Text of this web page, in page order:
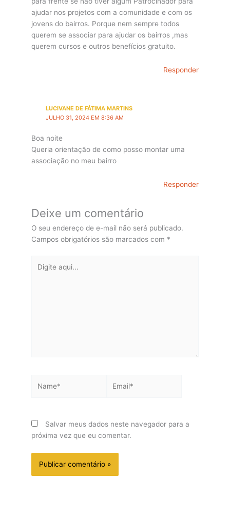
ajudar nos projetos com a comunidade e com os
jovens do bairros. Porque nem sempre todos
querem se associar para ajudar os bairros ,mas
querem cursos e outros benefícios gratuito.
Responder
LUCIVANE DE FÁTIMA MARTINS
JULHO 31, 2024 EM 8:36 AM
Boa noite
Queria orientação de como posso montar uma
associação no meu bairro
Responder
Deixe um comentário
O seu endereço de e-mail não será publicado.
Campos obrigatórios são marcados com *
aqui...
Salvar meus dados neste navegador para a
próxima vez que eu comentar.